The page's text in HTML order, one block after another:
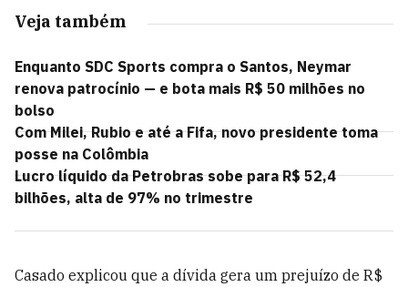
Veja também
Enquanto SDC Sports compra o Santos, Neymar
renova patrocínio — e bota mais R$ 50 milhões no
bolso
Com Milei, Rubio e até a Fifa, novo presidente toma
posse na Colômbia
Lucro líquido da Petrobras sobe para R$ 52,4
bilhões, alta de 97% no trimestre
Casado explicou que a dívida gera um prejuízo de R$